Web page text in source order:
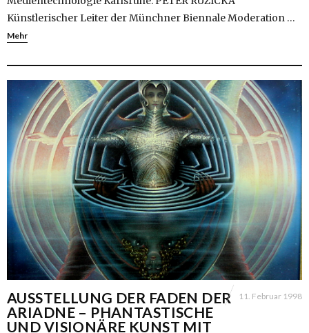
Künstlerischer Leiter der Münchner Biennale Moderation …
Mehr
AUSSTELLUNG DER FADEN DER
ARIADNE – PHANTASTISCHE
UND VISIONÄRE KUNST MIT
11. Februar 1998